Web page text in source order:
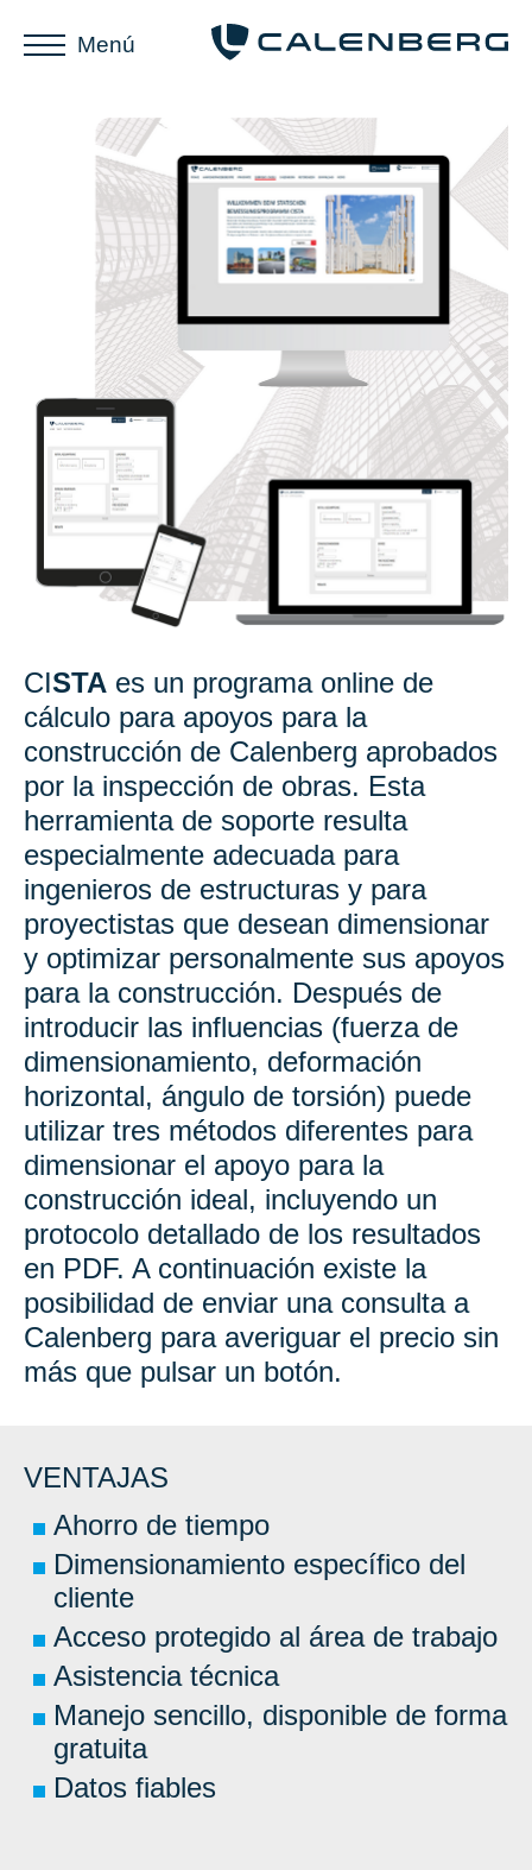
HERRAMIENTA
PROYECTISTAS
INGENIEROS
ESTRUCTURAS
CISTA es un programa online de
cálculo para apoyos para la
construcción de Calenberg aprobados
por la inspección de obras. Esta
herramienta de soporte resulta
especialmente adecuada para
ingenieros de estructuras y para
proyectistas que desean dimensionar
y optimizar personalmente sus apoyos
para la construcción. Después de
introducir las influencias (fuerza de
dimensionamiento, deformación
horizontal, ángulo de torsión) puede
utilizar tres métodos diferentes para
dimensionar el apoyo para la
construcción ideal, incluyendo un
protocolo detallado de los resultados
en PDF. A continuación existe la
posibilidad de enviar una consulta a
Calenberg para averiguar el precio sin
más que pulsar un botón.
VENTAJAS
Ahorro de tiempo
Dimensionamiento específico del
cliente
Acceso protegido al área de trabajo
Asistencia técnica
Manejo sencillo, disponible de forma
gratuita
Datos fiables
Menú